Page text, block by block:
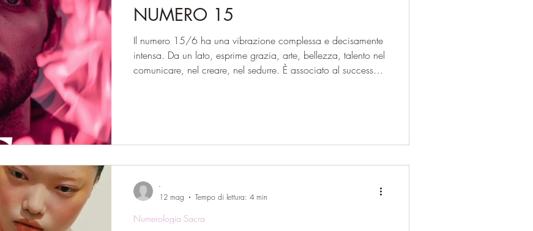
NUMERO 15
Il numero 15/6 ha una vibrazione complessa e decisamente
intensa. Da un lato, esprime grazia, arte, bellezza, talento nel
comunicare, nel creare, nel sedurre. È associato al successo
soddisfacente, insicurezza, pessimismo e distruttività. Il nume
Numerologia Sacra
-
12 mag
Tempo di lettura: 4 min